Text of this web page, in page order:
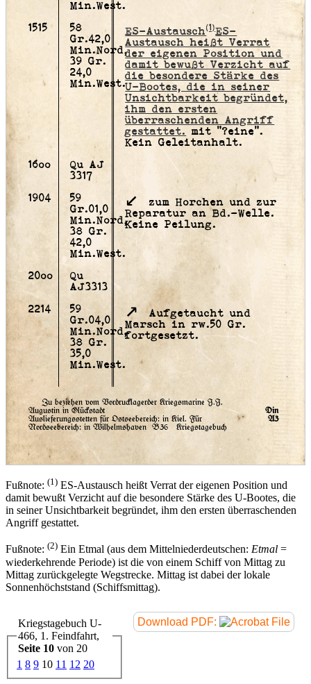
Min.West.
1515
58
Gr.42,0
Min.Nord,
39 Gr.
24,0
Min.West.
ES-Austausch(1)ES-
Austausch heißt Verrat
der eigenen Position und
damit bewußt Verzicht auf
die besondere Stärke des
U-Bootes, die in seiner
Unsichtbarkeit begründet,
ihm den ersten
überraschenden Angriff
gestattet. mit "?eine".
Kein Geleitanhalt.
16oo
Qu AJ
3317
1904
59
Gr.01,0
Min.Nord,
38 Gr.
42,0
Min.West.
zum Horchen und zur
Reparatur an Bd.-Welle.
Keine Peilung.
20oo
Qu
AJ3313
2214
59
Gr.04,0
Min.Nord,
38 Gr.
35,0
Min.West.
Aufgetaucht und
Marsch in rw.50 Gr.
fortgesetzt.
Zu beziehen vom Vordrucklagerder Kriegsmarine J.J.
Augustin in Glückstadt
Auslieferungsstetten für Ostseebereich: in Kiel. Für
Nordseebereich: in Wilhelmshaven B36 Kriegstagebuch
Din
A3
Fußnote: (1) ES-Austausch heißt Verrat der eigenen Position und
damit bewußt Verzicht auf die besondere Stärke des U-Bootes, die
in seiner Unsichtbarkeit begründet, ihm den ersten überraschenden
Angriff gestattet.
Fußnote: (2) Ein Etmal (aus dem Mittelniederdeutschen: Etmal =
wiederkehrende Periode) ist die von einem Schiff von Mittag zu
Mittag zurückgelegte Wegstrecke. Mittag ist dabei der lokale
Sonnenhöchststand (Schiffsmittag).
Download PDF:
Kriegstagebuch U-
466, 1. Feindfahrt,
Seite 10 von 20
1 8 9 10 11 12 20